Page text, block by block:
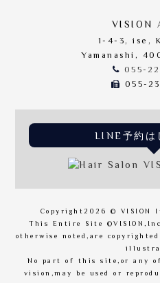
VISION
1-4-3, ise,
Yamanashi,
055-
055-
LINE予約は
Copyright2026 © VISION
This Entire Site
otherwise noted,are
No part of this site,or any
vision,may be used or